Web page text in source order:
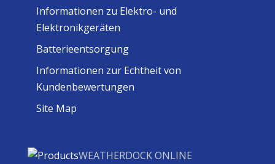
Informationen zu Elektro- und
Elektronikgeräten
Batterieentsorgung
Informationen zur Echtheit von
Kundenbewertungen
Site Map
WEATHERDOCK ONLINE